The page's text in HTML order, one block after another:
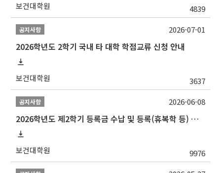
보건대학원 4839
공지사항
2026학년도 2학기 국내 타 대학 학점교류 신청 안내
보건대학원 3637
2026-07-01
공지사항
2026학년도 제2학기 등록금 수납 및 등록(휴복학 등) 일정 안내
보건대학원 9976
2026-06-08